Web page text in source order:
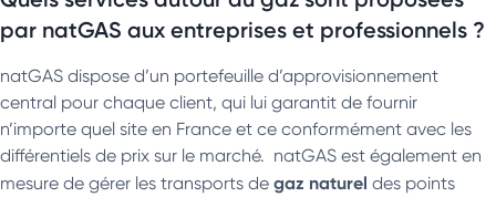
par natGAS aux entreprises et professionnels ?
natGAS dispose d’un portefeuille d’approvisionnement
central pour chaque client, qui lui garantit de fournir
n’importe quel site en France et ce conformément avec les
différentiels de prix sur le marché. natGAS est également en
mesure de gérer les transports de gaz naturel des points